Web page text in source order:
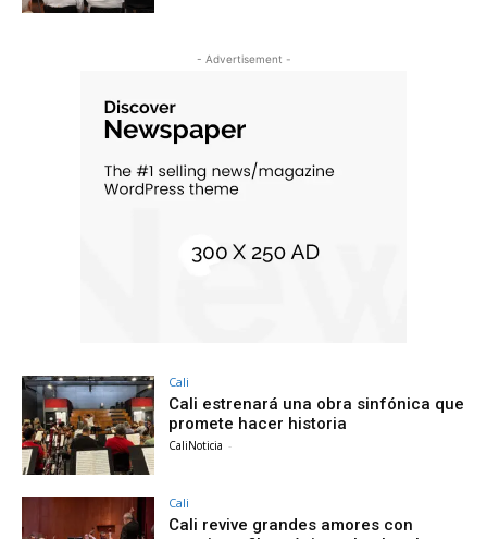
- Advertisement -
Cali
Cali estrenará una obra sinfónica que
promete hacer historia
CaliNoticia -
Cali
Cali revive grandes amores con